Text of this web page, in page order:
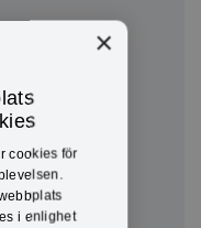
×
cookies för
i enlighet